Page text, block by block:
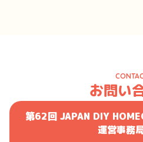
お問い
第62回 JAPAN DIY
運営事務